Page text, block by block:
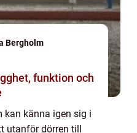
Bergholm
kan känna igen sig i
utanför dörren till